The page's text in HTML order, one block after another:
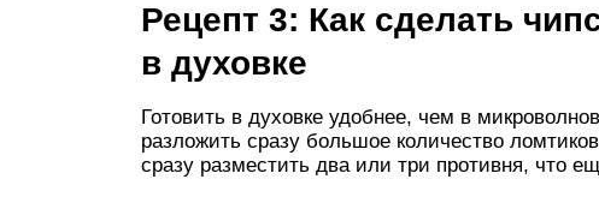
Рецепт 3: Как сделать
в духовке
Готовить в духовке удобнее, чем в
разложить сразу большое количество
сразу разместить два или три противня, что